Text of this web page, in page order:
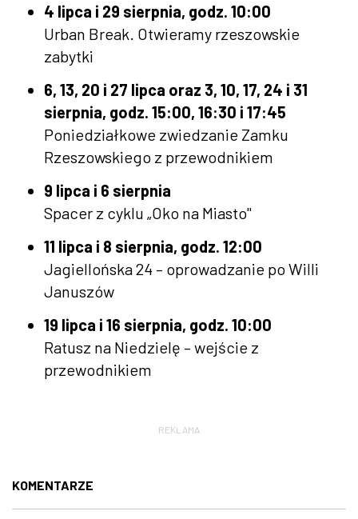
4 lipca i 29 sierpnia, godz. 10:00
Urban Break. Otwieramy rzeszowskie
zabytki
6, 13, 20 i 27 lipca oraz 3, 10, 17, 24 i 31
sierpnia, godz. 15:00, 16:30 i 17:45
Poniedziałkowe zwiedzanie Zamku
Rzeszowskiego z przewodnikiem
9 lipca i 6 sierpnia
Spacer z cyklu „Oko na Miasto"
11 lipca i 8 sierpnia, godz. 12:00
Jagiellońska 24 – oprowadzanie po Willi
Januszów
19 lipca i 16 sierpnia, godz. 10:00
Ratusz na Niedzielę – wejście z
przewodnikiem
REKLAMA
KOMENTARZE